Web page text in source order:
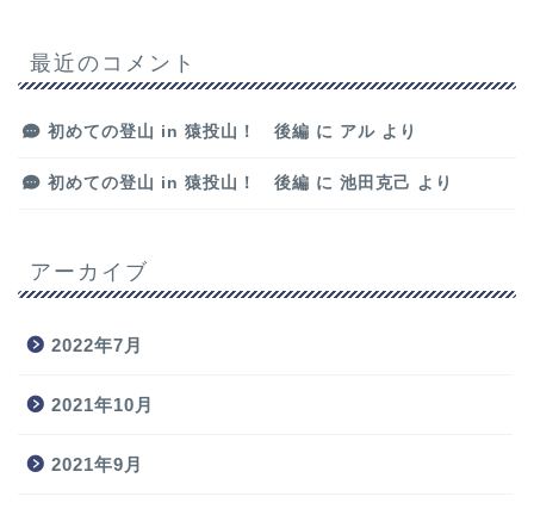
最近のコメント
初めての登山 in 猿投山！ 後編 に アル より
初めての登山 in 猿投山！ 後編 に 池田克己 より
アーカイブ
2022年7月
2021年10月
2021年9月